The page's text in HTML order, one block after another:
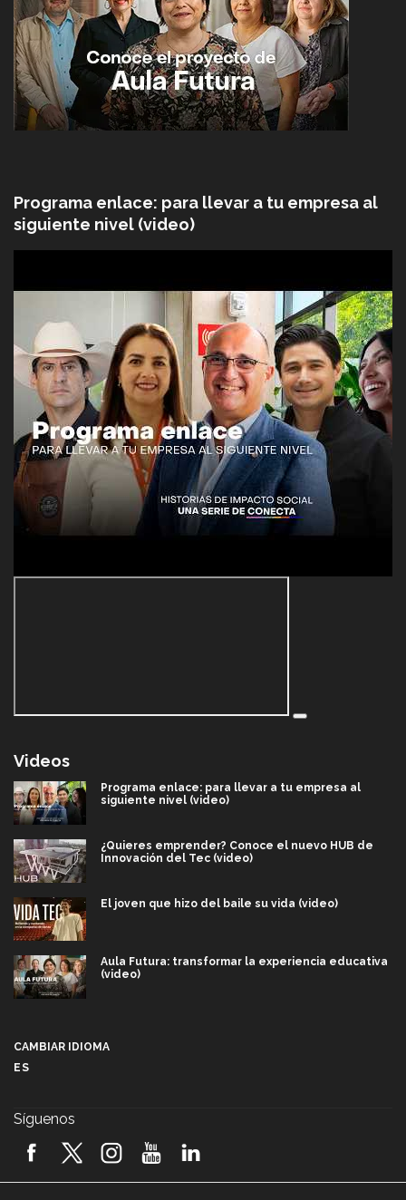
Programa enlace: para llevar a tu empresa al
siguiente nivel (video)
Videos
Programa enlace: para llevar a tu empresa al
siguiente nivel (video)
¿Quieres emprender? Conoce el nuevo HUB de
Innovación del Tec (video)
El joven que hizo del baile su vida (video)
Aula Futura: transformar la experiencia educativa
(video)
2026! (video)
CAMBIAR IDIOMA
ES
Síguenos